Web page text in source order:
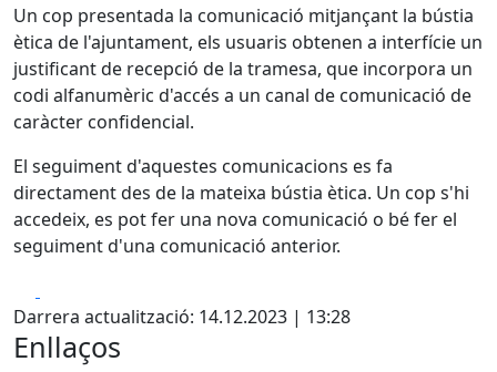
Un cop presentada la comunicació mitjançant la bústia
ètica de l'ajuntament, els usuaris obtenen a interfície un
justificant de recepció de la tramesa, que incorpora un
codi alfanumèric d'accés a un canal de comunicació de
caràcter confidencial.
El seguiment d'aquestes comunicacions es fa
directament des de la mateixa bústia ètica. Un cop s'hi
accedeix, es pot fer una nova comunicació o bé fer el
seguiment d'una comunicació anterior.
Darrera actualització: 14.12.2023 | 13:28
Enllaços